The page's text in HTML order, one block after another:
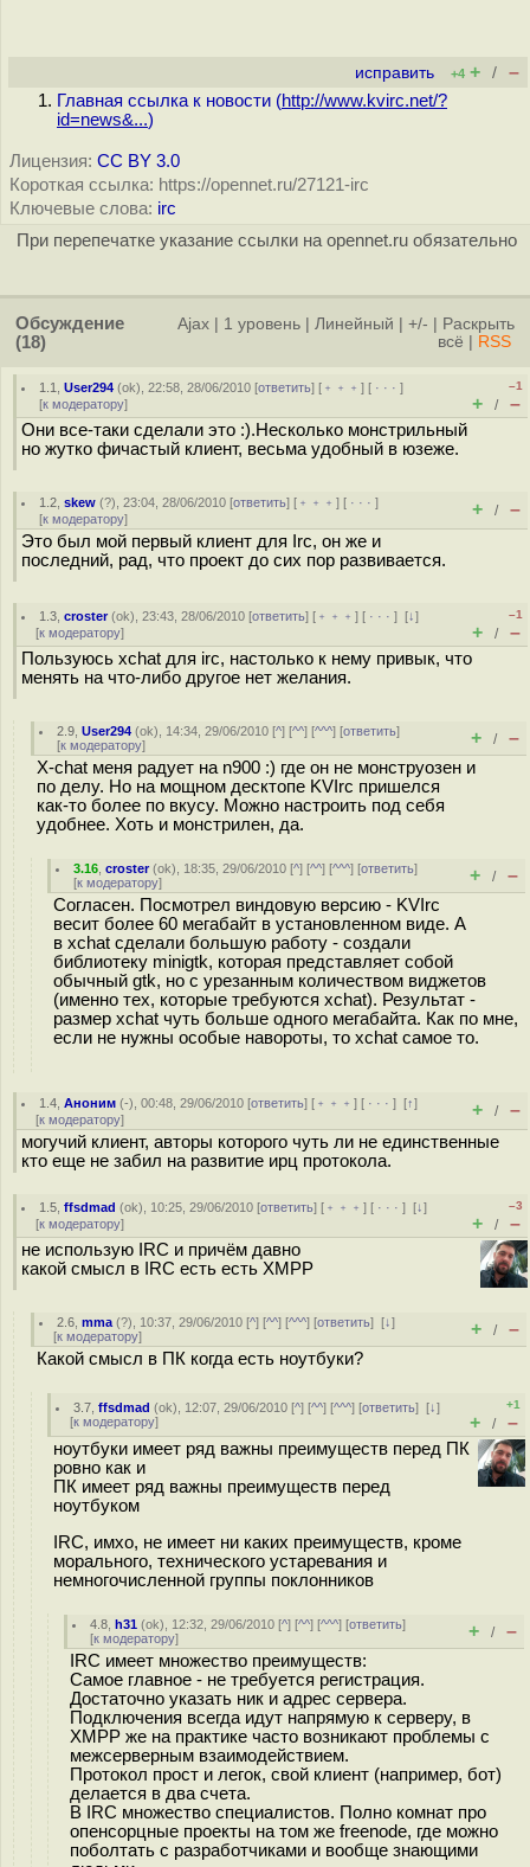
исправить +4 + / –
Главная ссылка к новости (http://www.kvirc.net/?
id=news&...)
Лицензия: CC BY 3.0
Короткая ссылка: https://opennet.ru/27121-irc
Ключевые слова: irc
При перепечатке указание ссылки на opennet.ru обязательно
Обсуждение
(18)
Ajax 1 уровень Линейный +/-
Раскрыть
всё
RSS
1.1 ,User294 (ok), 22:58, 28/06/2010 [ответить] [ ﹢﹢﹢] [ · · ·]
[к модератору]
–1
+ / –
Они все-таки сделали это :).Несколько монстрильный
но жутко фичастый клиент, весьма удобный в юзеже.
1.2 ,skew (?), 23:04, 28/06/2010 [ответить] [ ﹢﹢﹢] [ · · ·]
[к модератору] + / –
Это был мой первый клиент для Irc, он же и
последний, рад, что проект до сих пор развивается.
1.3 ,croster(ok), 23:43, 28/06/2010 [ответить] [ ﹢﹢﹢] [ · · ·][↓]
[к модератору]
–1
+ / –
Пользуюсь xchat для irc, настолько к нему привык, что
менять на что-либо другое нет желания.
2.9 ,User294 (ok), 14:34, 29/06/2010 [^] [^^] [^^^] [ответить]
[к модератору] + / –
X-chat меня радует на n900 :) где он не монструозен и
по делу. Но на мощном десктопе KVIrc пришелся
как-то более по вкусу. Можно настроить под себя
удобнее. Хоть и монстрилен, да.
3.16 ,croster(ok), 18:35, 29/06/2010 [^] [^^] [^^^] [ответить]
[к модератору] + / –
Согласен. Посмотрел виндовую версию - KVIrc
весит более 60 мегабайт в установленном виде. А
в xchat сделали большую работу - создали
библиотеку minigtk, которая представляет собой
обычный gtk, но с урезанным количеством виджетов
(именно тех, которые требуются xchat). Результат -
размер xchat чуть больше одного мегабайта. Как по мне,
если не нужны особые навороты, то xchat самое то.
1.4 ,Аноним (-), 00:48, 29/06/2010 [ответить] [ ﹢﹢﹢] [ · · ·][↑]
[к модератору] + / –
могучий клиент, авторы которого чуть ли не единственные
кто еще не забил на развитие ирц протокола.
1.5 ,ffsdmad (ok), 10:25, 29/06/2010 [ответить] [ ﹢﹢﹢] [ · · ·][↓]
[к модератору]
–3
+ / –
не использую IRC и причём давно
какой смысл в IRC есть есть XMPP
2.6 ,mma (?), 10:37, 29/06/2010 [^] [^^] [^^^] [ответить][↓]
[к модератору] + / –
Какой смысл в ПК когда есть ноутбуки?
3.7 ,ffsdmad (ok), 12:07, 29/06/2010 [^] [^^] [^^^] [ответить][↓]
[к модератору]
+1
+ / –
ноутбуки имеет ряд важны преимуществ перед ПК
ровно как и
ПК имеет ряд важны преимуществ перед
ноутбуком
IRC, имхо, не имеет ни каких преимуществ, кроме
морального, технического устаревания и
немногочисленной группы поклонников
4.8 ,h31 (ok), 12:32, 29/06/2010 [^] [^^] [^^^] [ответить]
[к модератору] + / –
IRC имеет множество преимуществ:
Самое главное - не требуется регистрация.
Достаточно указать ник и адрес сервера.
Подключения всегда идут напрямую к серверу, в
XMPP же на практике часто возникают проблемы с
межсерверным взаимодействием.
Протокол прост и легок, свой клиент (например, бот)
делается в два счета.
В IRC множество специалистов. Полно комнат про
опенсорцные проекты на том же freenode, где можно
поболтать с разработчиками и вообще знающими